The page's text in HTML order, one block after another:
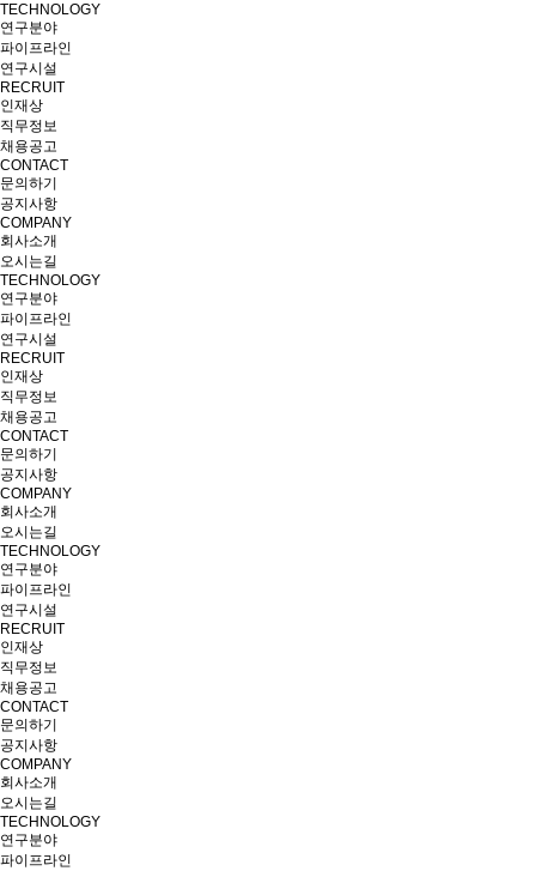
TECHNOLOGY
연구분야
파이프라인
연구시설
RECRUIT
인재상
직무정보
채용공고
CONTACT
문의하기
공지사항
COMPANY
회사소개
오시는길
TECHNOLOGY
연구분야
파이프라인
연구시설
RECRUIT
인재상
직무정보
채용공고
CONTACT
문의하기
공지사항
COMPANY
회사소개
오시는길
TECHNOLOGY
연구분야
파이프라인
연구시설
RECRUIT
인재상
직무정보
채용공고
CONTACT
문의하기
공지사항
COMPANY
회사소개
오시는길
TECHNOLOGY
연구분야
파이프라인